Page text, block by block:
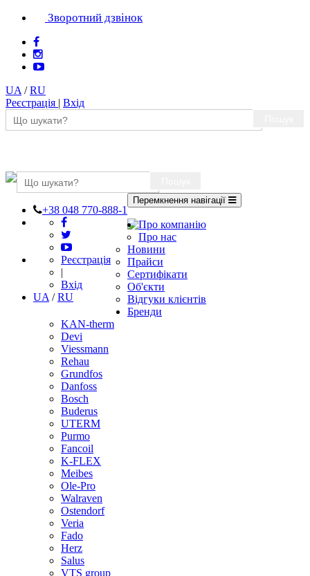
Зворотний дзвінок
UA /RU
Реєстрація | Вхід
+38 048 770-888-1
Реєстрація
|
Вхід
UA /RU
Перемкнення навігації
Про компанію
Про нас
Новини
Прайси
Сертифікати
Об'єкти
Відгуки клієнтів
Бренди
KAN-therm
Devi
Viessmann
Rehau
Grundfos
Danfoss
Bosch
Buderus
UTERM
Purmo
Fancoil
K-FLEX
Meibes
Ole-Pro
Walraven
Ostendorf
Veria
Fado
Herz
Salus
VTS group